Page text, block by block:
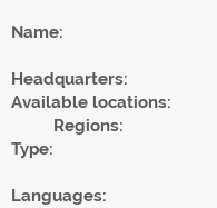
Name:
Headquarters:
Available locations:
Regions:
Type:
Languages: